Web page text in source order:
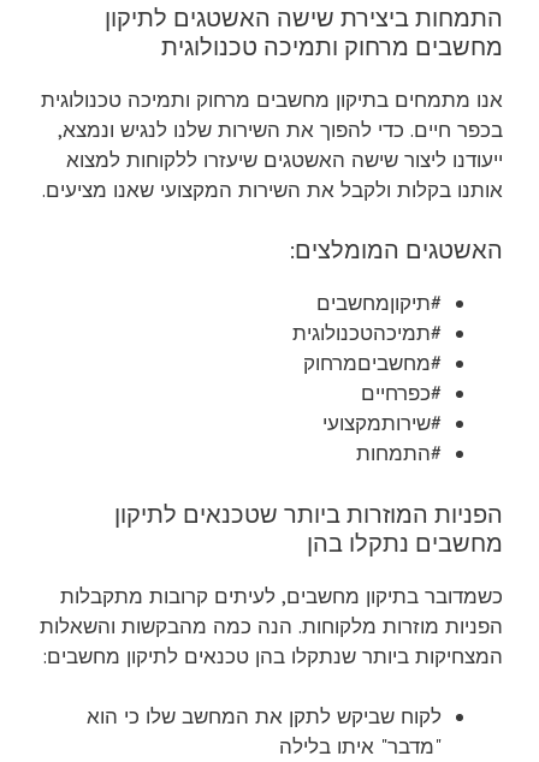
התמחות ביצירת שישה האשטגים לתיקון
מחשבים מרחוק ותמיכה טכנולוגית
אנו מתמחים בתיקון מחשבים מרחוק ותמיכה טכנולוגית
בכפר חיים. כדי להפוך את השירות שלנו לנגיש ונמצא,
ייעודנו ליצור שישה האשטגים שיעזרו ללקוחות למצוא
אותנו בקלות ולקבל את השירות המקצועי שאנו מציעים.
האשטגים המומלצים:
#תיקוןמחשבים
#תמיכהטכנולוגית
#מחשביםמרחוק
#כפרחיים
#שירותמקצועי
#התמחות
הפניות המוזרות ביותר שטכנאים לתיקון
מחשבים נתקלו בהן
כשמדובר בתיקון מחשבים, לעיתים קרובות מתקבלות
הפניות מוזרות מלקוחות. הנה כמה מהבקשות והשאלות
המצחיקות ביותר שנתקלו בהן טכנאים לתיקון מחשבים:
לקוח שביקש לתקן את המחשב שלו כי הוא
"מדבר" איתו בלילה